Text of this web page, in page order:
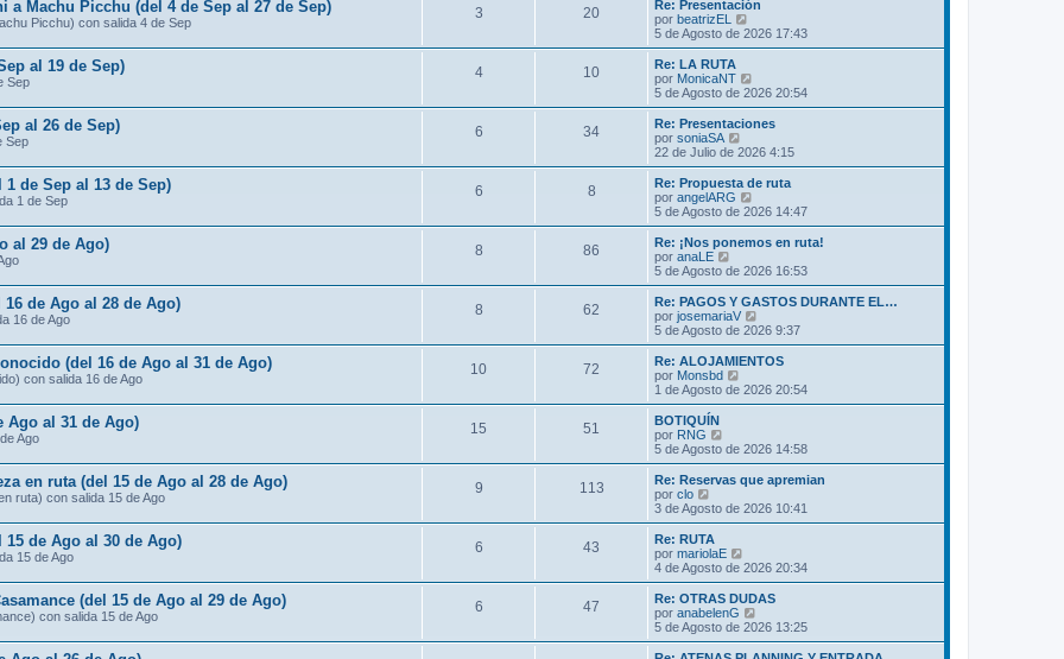
s
a
j
e
o
m
e
s
a
j
e
t
m
e
j
e
Machu Picchu (del 4 de Sep al 27 de Sep)
Picchu) con salida 4 de Sep
3 20
Re: Presentación
por beatrizEL
e
r
l
t
o
m
e
s
a
j
e
5 de Agosto de 2026 17:43
al 19 de Sep)
Sep
4 10
Re: LA RUTA
por MonicaNT
e
r
ú
t
m
o
m
e
s
j
e
5 de Agosto de 2026 20:54
al 26 de Sep)
Sep
6 34
Re: Presentaciones
por soniaSA
e
r
ú
l
t
o
m
e
s
a
j
e
22 de Julio de 2026 4:15
de Sep al 13 de Sep)
1 de Sep
6 8
Re: Propuesta de ruta
por angelARG
e
r
ú
t
m
o
m
e
s
j
e
5 de Agosto de 2026 14:47
al 29 de Ago) 8 86
Re: ¡Nos ponemos en ruta!
por anaLE
e
r
ú
l
t
m
o
m
e
j
e
5 de Agosto de 2026 16:53
de Ago al 28 de Ago)
16 de Ago
8 62
Re: PAGOS Y GASTOS DURANTE EL…
por josemariaV
e
r
ú
t
m
e
s
j
e
5 de Agosto de 2026 9:37
(del 16 de Ago al 31 de Ago)
con salida 16 de Ago
10 72
Re: ALOJAMIENTOS
por Monsbd
e
r
t
o
m
e
a
e
1 de Agosto de 2026 20:54
Ago al 31 de Ago)
Ago
15 51
BOTIQUÍN
por RNG
e
r
ú
t
o
m
e
s
a
j
e
5 de Agosto de 2026 14:58
en ruta (del 15 de Ago al 28 de Ago)
ruta) con salida 15 de Ago
9 113
Re: Reservas que apremian
por clo
e
r
ú
l
t
m
o
m
e
3 de Agosto de 2026 10:41
de Ago al 30 de Ago)
15 de Ago
6 43
Re: RUTA
por mariolaE
e
r
ú
l
t
m
4 de Agosto de 2026 20:34
(del 15 de Ago al 29 de Ago)
con salida 15 de Ago
6 47
Re: OTRAS DUDAS
por anabelenG
e
r
ú
5 de Agosto de 2026 13:25